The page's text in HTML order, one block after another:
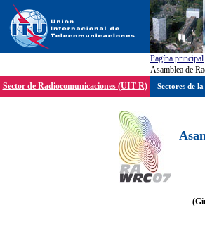
Pagína principal
Asamblea de
Sector de Radiocomunicaciones (UIT-R)
Sectores de